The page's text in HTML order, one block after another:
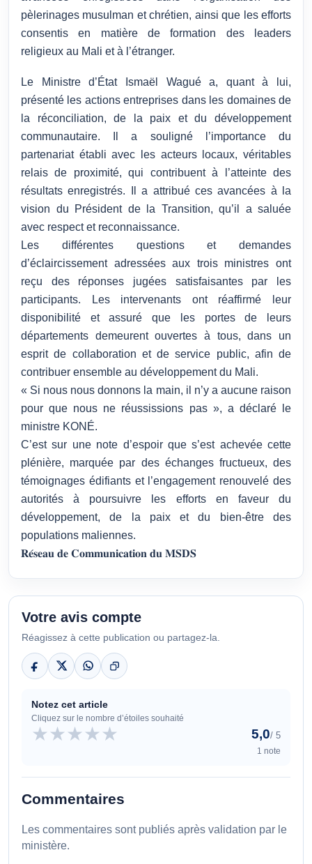
pèlerinages musulman et chrétien, ainsi que les efforts
consentis en matière de formation des leaders
religieux au Mali et à l’étranger.
Le Ministre d’État Ismaël Wagué a, quant à lui,
présenté les actions entreprises dans les domaines de
la réconciliation, de la paix et du développement
communautaire. Il a souligné l’importance du
partenariat établi avec les acteurs locaux, véritables
relais de proximité, qui contribuent à l’atteinte des
résultats enregistrés. Il a attribué ces avancées à la
vision du Président de la Transition, qu’il a saluée
avec respect et reconnaissance.
Les différentes questions et demandes
d’éclaircissement adressées aux trois ministres ont
reçu des réponses jugées satisfaisantes par les
participants. Les intervenants ont réaffirmé leur
disponibilité et assuré que les portes de leurs
départements demeurent ouvertes à tous, dans un
esprit de collaboration et de service public, afin de
contribuer ensemble au développement du Mali.
« Si nous nous donnons la main, il n’y a aucune raison
pour que nous ne réussissions pas », a déclaré le
ministre KONÉ.
C’est sur une note d’espoir que s’est achevée cette
plénière, marquée par des échanges fructueux, des
témoignages édifiants et l’engagement renouvelé des
autorités à poursuivre les efforts en faveur du
développement, de la paix et du bien-être des
populations maliennes.
𝐑𝐞́𝐬𝐞𝐚𝐮 𝐝𝐞 𝐂𝐨𝐦𝐦𝐮𝐧𝐢𝐜𝐚𝐭𝐢𝐨𝐧 𝐝𝐮 𝐌𝐒𝐃𝐒
Votre avis compte
Réagissez à cette publication ou partagez-la.
Notez cet article
Cliquez sur le nombre d’étoiles souhaité
★★★★★ 5,0/ 5
1 note
Commentaires
Les commentaires sont publiés après validation par le
ministère.